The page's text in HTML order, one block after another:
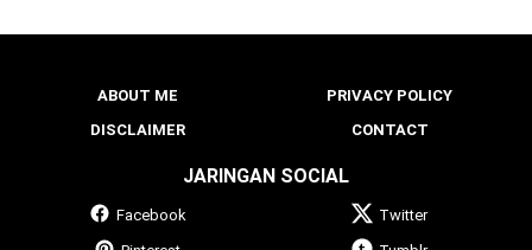
ABOUT ME
PRIVACY POLICY
DISCLAIMER
CONTACT
JARINGAN SOCIAL
Facebook
Twitter